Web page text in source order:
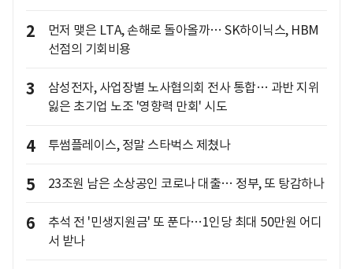
2
먼저 맺은 LTA, 손해로 돌아올까… SK하이닉스, HBM
선점의 기회비용
3
삼성전자, 사업장별 노사협의회 전사 통합… 과반 지위
잃은 초기업 노조 '영향력 만회' 시도
4 투썸플레이스, 정말 스타벅스 제쳤나
5 23조원 남은 소상공인 코로나 대출… 정부, 또 탕감하나
6
추석 전 '민생지원금' 또 푼다…1인당 최대 50만원 어디
서 받나